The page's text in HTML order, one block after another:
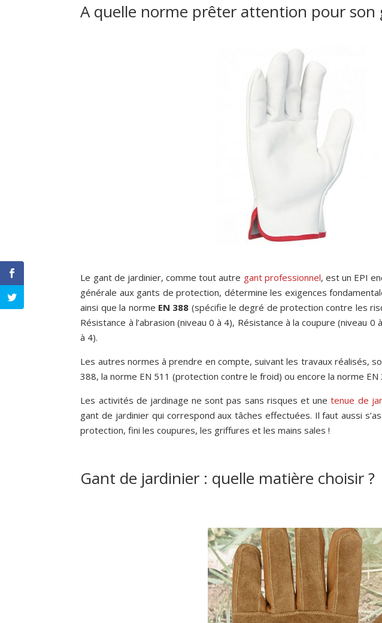
A quelle norme prêter attention pour son
Le gant de jardinier, comme tout autre gant professionnel, est un EPI
générale aux gants de protection, détermine les exigences
ainsi que la norme EN 388 (spécifie le degré de protection contre les
Résistance à l’abrasion (niveau 0 à 4), Résistance à la coupure (niveau
à 4).
Les autres normes à prendre en compte, suivant les travaux réalisés,
388, la norme EN 511 (protection contre le froid) ou encore la norme
Les activités de jardinage ne sont pas sans risques et unetenue de
gant de jardinier qui correspond aux tâches effectuées. Il faut aussi
protection, fini les coupures, les griffures et les mains sales !
Gant de jardinier : quelle matière choisir ?